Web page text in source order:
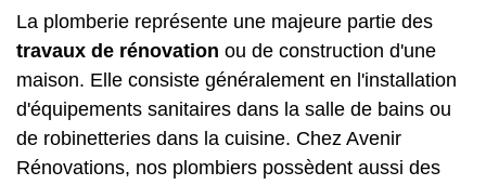
La plomberie représente une majeure partie des
travaux de rénovation ou de construction d'une
maison. Elle consiste généralement en l'installation
d'équipements sanitaires dans la salle de bains ou
de robinetteries dans la cuisine. Chez Avenir
Rénovations, nos plombiers possèdent aussi des